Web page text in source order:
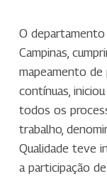
O
Campinas,
mapeamento de
contínuas,
todos os
trabalho,
Qualidade teve
a participação